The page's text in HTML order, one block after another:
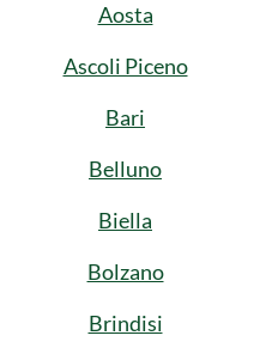
Aosta
Ascoli Piceno
Bari
Belluno
Biella
Bolzano
Brindisi